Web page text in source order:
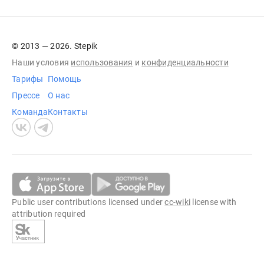
© 2013 — 2026. Stepik
Наши условия использования и конфиденциальности
Тарифы
Прессе
Команда
Помощь
О нас
Контакты
Public user contributions licensed undercc-wiki license with
attribution required